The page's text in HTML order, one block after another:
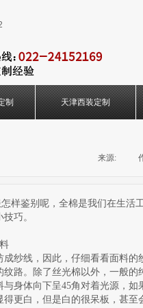
制 天津西装定制
来源:
鉴别呢，全棉是我们在生活工
巧。
成纱线，因此，仔细看看面料
纹路。除了丝光棉以外，一般的
与身体向下呈45角对着光源，
更白，但是白的很呆板，甚至